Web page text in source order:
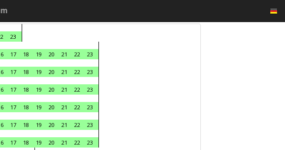
23
17 18 19 20 21 22
23
17 18 19 20 21 22
23
17 18 19 20 21 22
23
17 18 19 20 21 22
23
17 18 19 20 21 22
23
17 18 19 20 21 22
23